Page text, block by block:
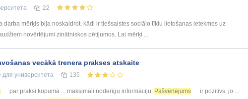
22
darba mērķis bija noskaidrot, kādi ir tiešsaistes sociālo tīklu lietošanas ietekmes uz
novērtējumi zinātniskos pētījumos. Lai mērķi ...
vecākā trenera prakses atskaite
для университета 135
par praksi kopumā ... maksimāli noderīgu informāciju. Pašvērtējums
ir pozitīvs, jo ...